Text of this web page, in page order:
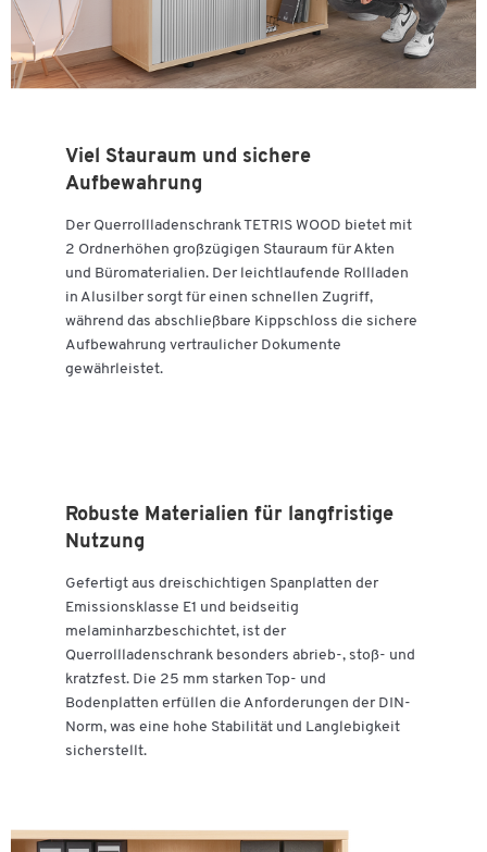
Viel Stauraum und sichere
Aufbewahrung
Der Querrollladenschrank TETRIS WOOD bietet mit
2 Ordnerhöhen großzügigen Stauraum für Akten
und Büromaterialien. Der leichtlaufende Rollladen
in Alusilber sorgt für einen schnellen Zugriff,
während das abschließbare Kippschloss die sichere
Aufbewahrung vertraulicher Dokumente
gewährleistet.
Robuste Materialien für langfristige
Nutzung
Gefertigt aus dreischichtigen Spanplatten der
Emissionsklasse E1 und beidseitig
melaminharzbeschichtet, ist der
Querrollladenschrank besonders abrieb-, stoß- und
kratzfest. Die 25 mm starken Top- und
Bodenplatten erfüllen die Anforderungen der DIN-
Norm, was eine hohe Stabilität und Langlebigkeit
sicherstellt.